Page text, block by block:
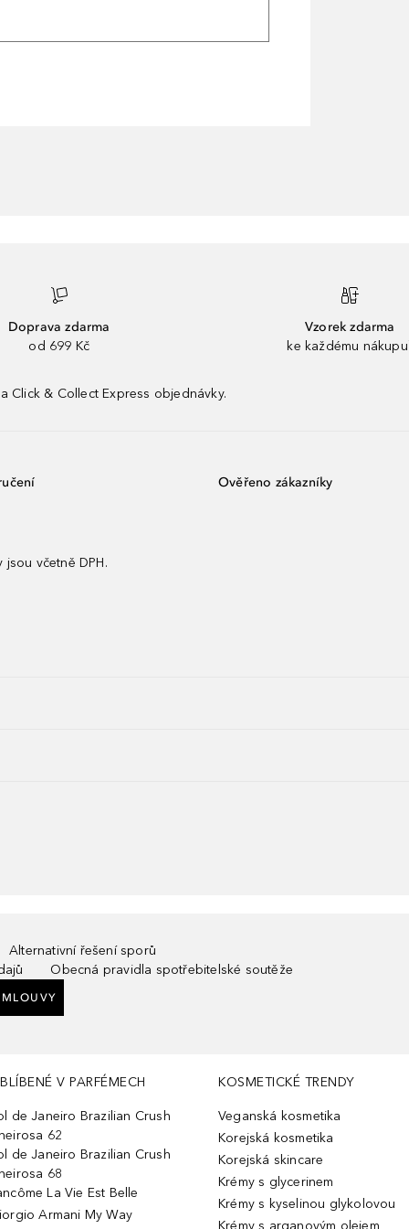
Doprava zdarma
od 699 Kč
Vzorek zdarma
ke každému
Click & Collect Express objednávky.
jsou včetně DPH.
Ověřeno zákazníky
Alternativní řešení sporů
Obecná pravidla spotřebitelské soutěže
V PARFÉMECH
de Janeiro Brazilian Crush
62
de Janeiro Brazilian Crush
68
La Vie Est Belle
Armani My Way
KOSMETICKÉ TRENDY
Veganská kosmetika
Korejská kosmetika
Korejská skincare
Krémy s glycerinem
Krémy s kyselinou glykolovou
Krémy s arganovým olejem